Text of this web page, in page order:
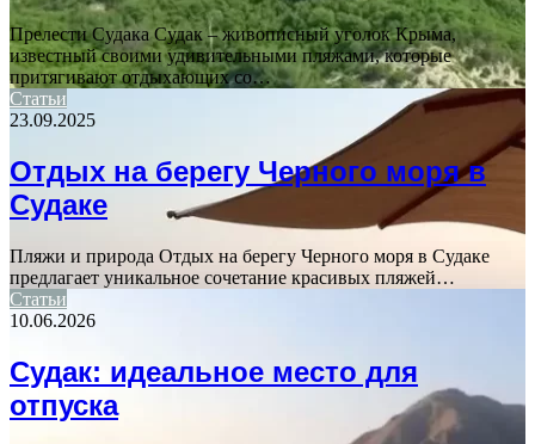
Прелести Судака Судак – живописный уголок Крыма,
известный своими удивительными пляжами, которые
притягивают отдыхающих со…
Статьи
23.09.2025
Отдых на берегу Черного моря в
Судаке
Пляжи и природа Отдых на берегу Черного моря в Судаке
предлагает уникальное сочетание красивых пляжей…
Статьи
10.06.2026
Судак: идеальное место для
отпуска